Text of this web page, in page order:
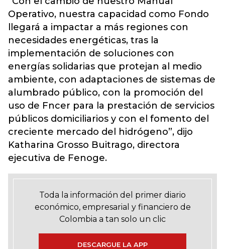
Operativo, nuestra capacidad como Fondo
llegará a impactar a más regiones con
necesidades energéticas, tras la
implementación de soluciones con
energías solidarias que protejan al medio
ambiente, con adaptaciones de sistemas de
alumbrado público, con la promoción del
uso de Fncer para la prestación de servicios
públicos domiciliarios y con el fomento del
creciente mercado del hidrógeno”, dijo
Katharina Grosso Buitrago, directora
ejecutiva de Fenoge.
Toda la información del primer diario
económico, empresarial y financiero de
Colombia a tan solo un clic
DESCARGUE LA APP